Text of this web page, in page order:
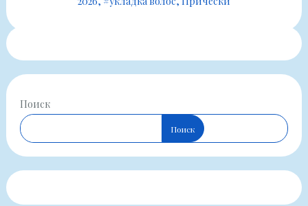
Поиск
Поиск